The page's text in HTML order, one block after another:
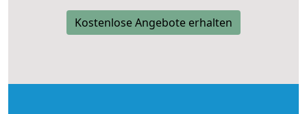
Kostenlose Angebote erhalten